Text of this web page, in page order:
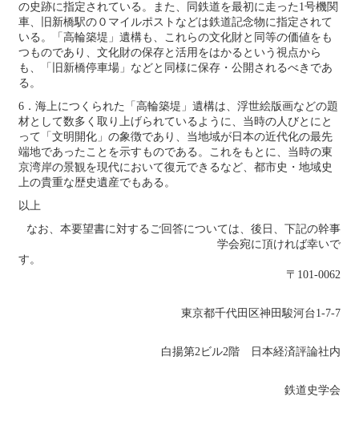
の史跡に指定されている。また、同鉄道を最初に走った1号機関
車、旧新橋駅の０マイルポストなどは鉄道記念物に指定されて
いる。「高輪築堤」遺構も、これらの文化財と同等の価値をも
つものであり、文化財の保存と活用をはかるという視点から
も、「旧新橋停車場」などと同様に保存・公開されるべきであ
る。
6．海上につくられた「高輪築堤」遺構は、浮世絵版画などの題
材として数多く取り上げられているように、当時の人びとにと
って「文明開化」の象徴であり、当地域が日本の近代化の最先
端地であったことを示すものである。これをもとに、当時の東
京湾岸の景観を現代において復元できるなど、都市史・地域史
上の貴重な歴史遺産でもある。
以上
なお、本要望書に対するご回答については、後日、下記の幹事
学会宛に頂ければ幸いで
〒101-0062
東京都千代田区神田駿河台1-7-7
白揚第2ビル2階 日本経済評論社内
鉄道史学会